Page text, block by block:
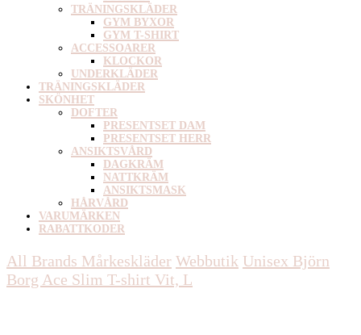
TRÄNINGSKLÄDER
GYM BYXOR
GYM T-SHIRT
ACCESSOARER
KLOCKOR
UNDERKLÄDER
TRÄNINGSKLÄDER
SKÖNHET
DOFTER
PRESENTSET DAM
PRESENTSET HERR
ANSIKTSVÅRD
DAGKRÄM
NATTKRÄM
ANSIKTSMASK
HÅRVÅRD
VARUMÄRKEN
RABATTKODER
All Brands Mårkeskläder Webbutik Unisex Björn
Borg Ace Slim T-shirt Vit, L